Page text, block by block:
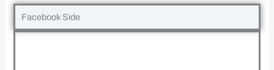
Facebook Side